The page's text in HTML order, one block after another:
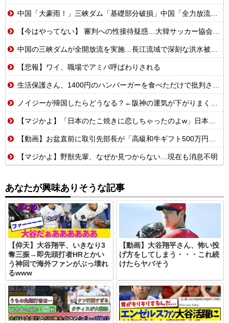
中国「大豪雨！」三峡ダム「基礎部分破損」中国「全力放流！」台風13号「中国上陸予測」台風15号「中国接近（画像」中国「台風同時上陸！（穀物生産が壊滅危機」→
【今はやってない】 審判への性接待疑惑…大韓サッカー協会が声明「現在は一切発生していない」
中国の三峡ダムが全開放流を実施…長江流域で深刻な洪水被害！
【悲報】ワイ、職場でアミバ呼ばわりされる
生活保護さん、1400円のハンバーガーを食べただけで批判される
ノイジーが帰国したらどうなる？←阪神の運気が下がりまくるやろな
【マジかよ】「日本のたこ焼きに恋しちゃったのよw」日本留学したカナダ人が母国でたこ焼き屋を開業した結果w
【動画】お盆直前に取引先部長が「高級和牛ギフト500万円分、全部キャンセルでw」→取引先本社の社長に直接納品したら…
【マジかよ】野獣先輩、なぜか見つからない…現在も消息不明
あなたが興味ありそうな記事
【仰天】大谷翔平、いきなり3
奪三振→即先頭打者HRとかい
う神回で海外ファンがぶっ壊れ
るwww
【動画】大谷翔平さん、怖い投
げ方をしてしまう・・・これ続
けたらヤバそう